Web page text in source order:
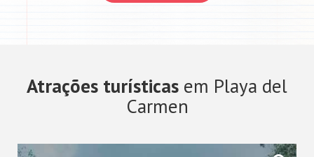
Atrações turísticas em Playa del
Carmen